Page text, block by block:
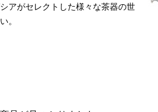
アがセレクトした様々な茶器の世
。